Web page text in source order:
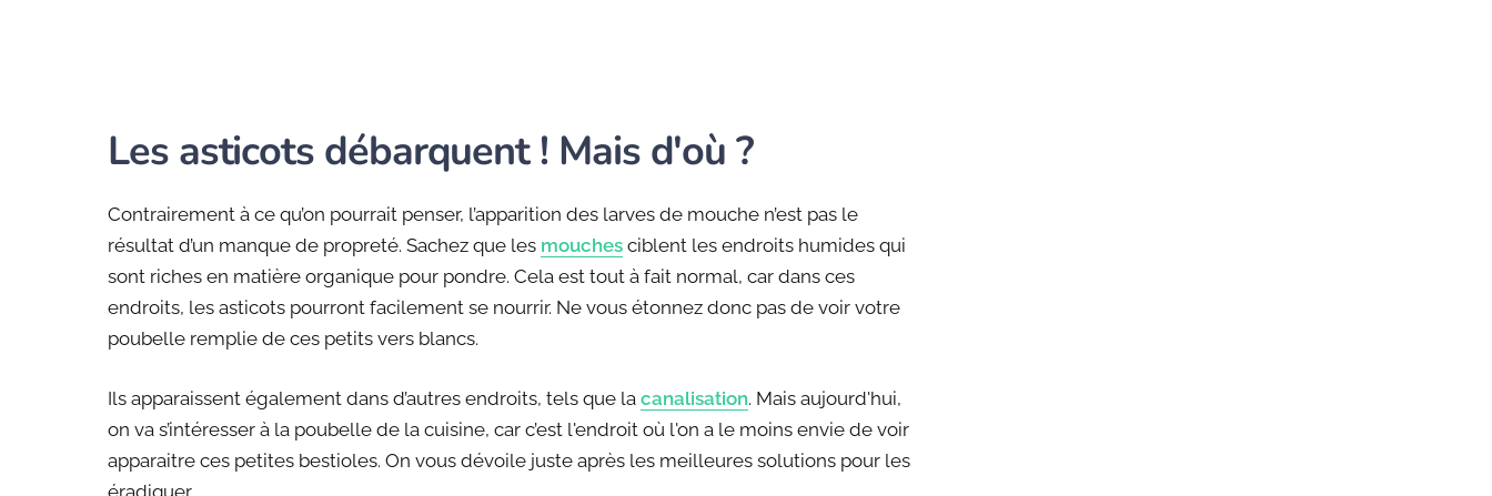
Les asticots débarquent ! Mais d'où ?
Contrairement à ce qu’on pourrait penser, l’apparition des larves de mouche n’est pas le
résultat d’un manque de propreté. Sachez que les mouches ciblent les endroits humides qui
sont riches en matière organique pour pondre. Cela est tout à fait normal, car dans ces
endroits, les asticots pourront facilement se nourrir. Ne vous étonnez donc pas de voir votre
poubelle remplie de ces petits vers blancs.
Ils apparaissent également dans d’autres endroits, tels que la canalisation. Mais aujourd'hui,
on va s’intéresser à la poubelle de la cuisine, car c’est l'endroit où l'on a le moins envie de voir
apparaitre ces petites bestioles. On vous dévoile juste après les meilleures solutions pour les
éradiquer.